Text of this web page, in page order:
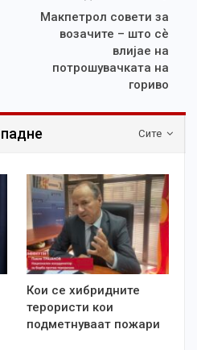
Макпетрол совети за
возачите – што сѐ
влијае на
потрошувачката на
гориво
Сите
Кои се хибридните
терористи кои
подметнуваат пожари